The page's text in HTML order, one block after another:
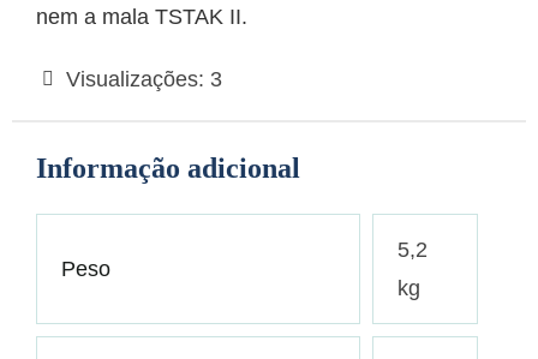
nem a mala TSTAK II.
Visualizações: 3
Informação adicional
Peso
5,2
kg